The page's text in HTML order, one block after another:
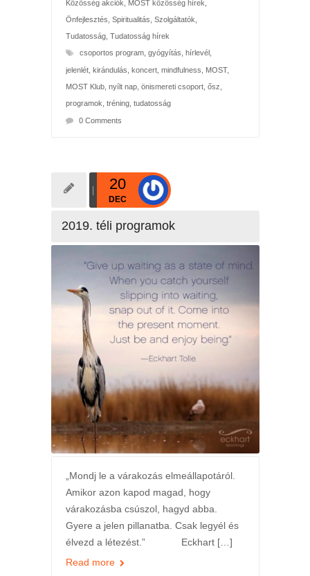
Közösség akciók MOST közösség hírek
Önfejlesztés Spiritualitás Szolgáltatók
Tudatosság, Tudatosság hírek
csoportos program, gyógyítás hírlevél,
jelenlét, kirándulás koncert, mindfulness MOST,
MOST Klub, nyílt nap, önismereti csoport, ősz
programok tréning, tudatosság
0 Comments
20
DEC
2019. téli programok
„Mondj le a várakozás elmeállapotáról.
Amikor azon kapod magad, hogy
várakozásba csúszol, hagyd abba.
Gyere a jelen pillanatba. Csak legyél és
élvezd a létezést.” Eckhart […]
Read more